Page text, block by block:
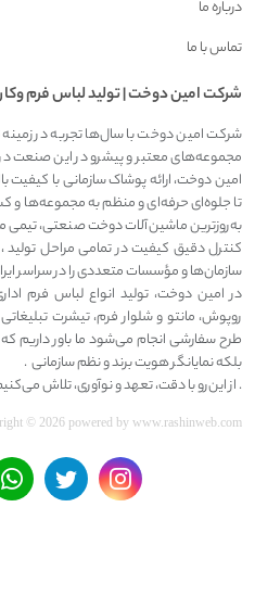
درباره ما
تماس با ما
شرکت امين دوخت | توليد لباس فرم
شرکت امین دوخت با سال‌ها تجربه در زمینه
مجموعه‌های معتبر و پیشرو در این صنعت
امین دوخت، ارائه پوشاک سازمانی با
تا جلوه‌ای حرفه‌ای و منظم به مجموعه‌ها و
به‌روزترین ماشین‌آلات دوخت صنعتی، تیمی
کنترل دقیق کیفیت در تمامی مراحل تولید
سازمان‌ها و مؤسسات متعددی را در سراسر
در امین دوخت، تولید انواع لباس فرم
روپوش، مانتو و شلوار فرم، تیشرت
طرح سفارشی انجام می‌شود ما باور داریم
بلکه نمایانگر هویت برند و نظم سازمانی .
. از این‌رو با دقت، تعهد و نوآوری، تلاش
© 2026 powered by www.rashinweb.com